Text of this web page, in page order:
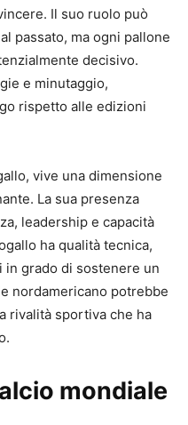
Il suo ruolo può
passato, ma ogni pallone
decisivo.
e minutaggio,
rispetto alle edizioni
vive una dimensione
La sua presenza
leadership e capacità
ha qualità tecnica,
grado di sostenere un
nordamericano potrebbe
rivalità sportiva che ha
mondiale